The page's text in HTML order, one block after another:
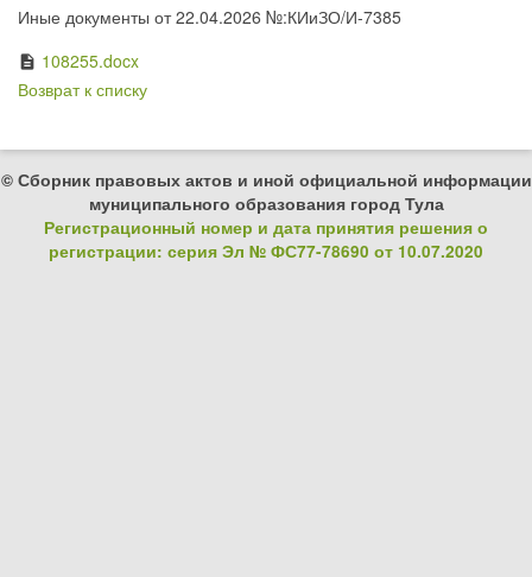
Иные документы от 22.04.2026 №:КИиЗО/И-7385
description 108255.docx
Возврат к списку
© Сборник правовых актов и иной официальной информации
муниципального образования город Тула
Регистрационный номер и дата принятия решения о
регистрации: серия Эл № ФС77-78690 от 10.07.2020